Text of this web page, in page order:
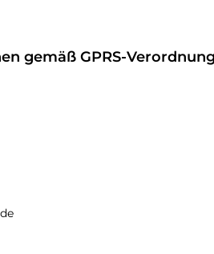
gemäß GPRS-